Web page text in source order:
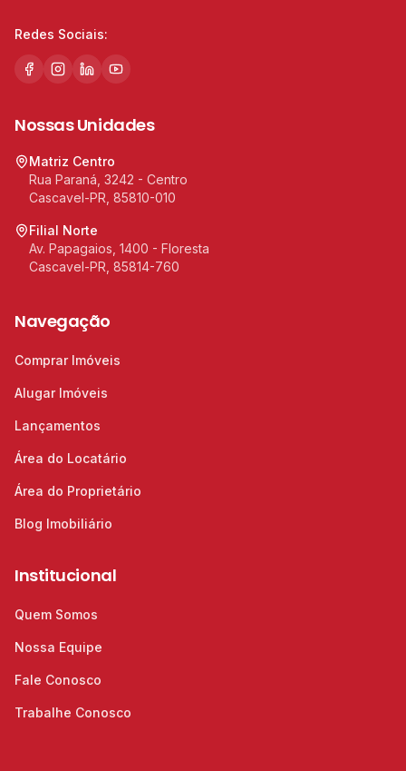
Redes Sociais:
Nossas Unidades
Matriz Centro
Rua Paraná, 3242 - Centro
Cascavel-PR, 85810-010
Filial Norte
Av. Papagaios, 1400 - Floresta
Cascavel-PR, 85814-760
Navegação
Comprar Imóveis
Alugar Imóveis
Lançamentos
Área do Locatário
Área do Proprietário
Blog Imobiliário
Institucional
Quem Somos
Nossa Equipe
Fale Conosco
Trabalhe Conosco